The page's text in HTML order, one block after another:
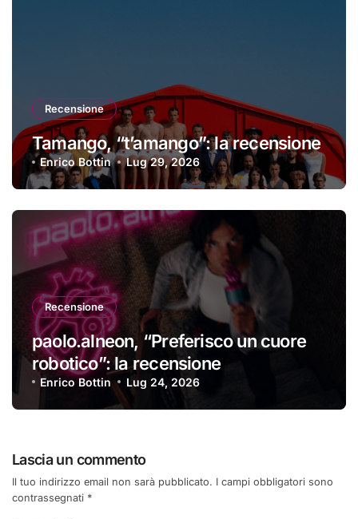
Recensione
Tamango, “t’amango”: la recensione
Enrico Bottin Lug 29, 2026
Recensione
paolo.alneon, “Preferisco un cuore
robotico”: la recensione
Enrico Bottin Lug 24, 2026
Lascia un commento
Il tuo indirizzo email non sarà pubblicato. I campi obbligatori sono
contrassegnati *